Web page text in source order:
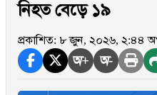
নিহত বেড়ে ১৯
প্রকাশিত: ৮ জুন, ২০২৬, ২:৪৪
অ+ অ-